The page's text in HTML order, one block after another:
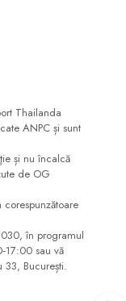
Thailanda
ANPC și sunt
și nu încalcă
de OG
în programul
sau vă
33, București.